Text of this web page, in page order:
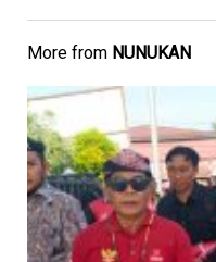
More from NUNUKAN